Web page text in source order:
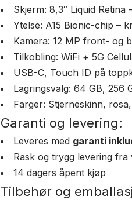
Skjerm: 8,3″ Liquid
Ytelse: A15 Bionic-chip –
Kamera: 12 MP front- og
Tilkobling: WiFi + 5G
USB-C, Touch ID på
Lagringsvalg: 64 GB, 256
Farger: Stjerneskinn,
Garanti og levering:
Leveres med garanti
Rask og trygg levering
14 dagers åpent kjøp
Tilbehør og